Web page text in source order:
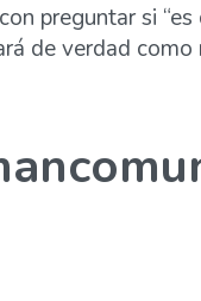
preguntar si
de verdad